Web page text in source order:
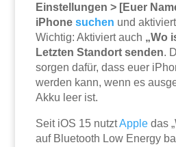
Einstellungen > [Euer
iPhonesuchen und
Wichtig: Aktiviert auch „Wo
Letzten Standort senden.
sorgen dafür, dass euer
werden kann, wenn es
Akku leer ist.
Seit iOS 15 nutztApple das
auf Bluetooth Low Energy